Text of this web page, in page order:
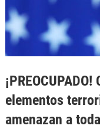
elementos
amenazan a